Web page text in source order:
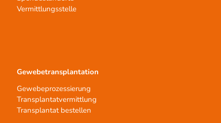
Vermittlungsstelle
Gewebetransplantation
Gewebeprozessierung
Transplantatvermittlung
Transplantat bestellen